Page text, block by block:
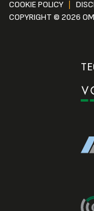
COOKIE POLICY
COPYRIGHT © 2026